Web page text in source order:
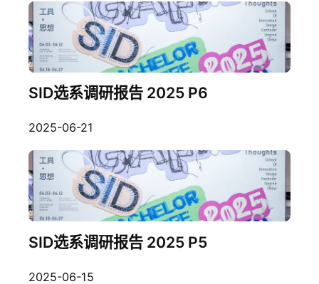
SID选系调研报告 2025 P6
2025-06-21
SID选系调研报告 2025 P5
2025-06-15